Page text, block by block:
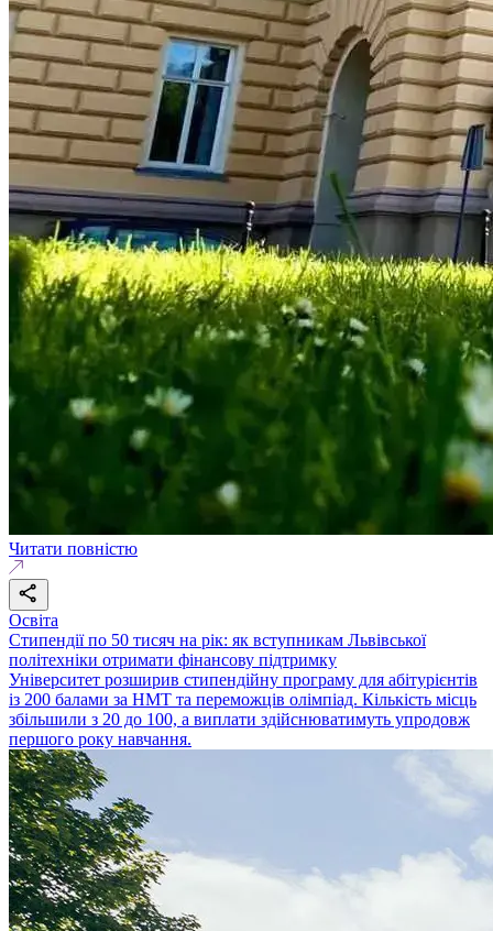
Читати повністю
Освіта
Стипендії по 50 тисяч на рік: як вступникам Львівської
політехніки отримати фінансову підтримку
Університет розширив стипендійну програму для абітурієнтів
із 200 балами за НМТ та переможців олімпіад. Кількість місць
збільшили з 20 до 100, а виплати здійснюватимуть упродовж
першого року навчання.